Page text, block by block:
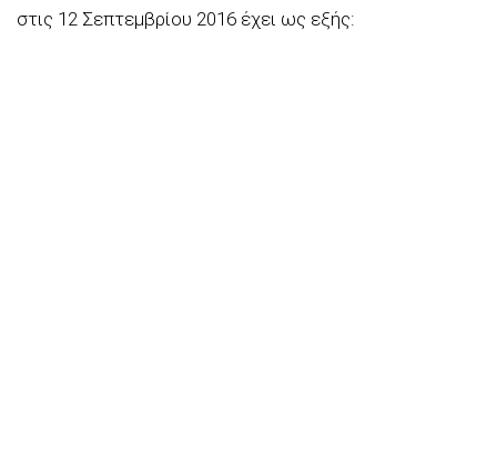
στις 12 Σεπτεμβρίου 2016 έχει ως εξής: